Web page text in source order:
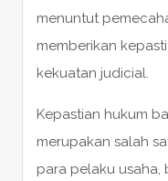
menuntut
memberikan
kekuatan judicial.
Kepastian hukum
merupakan salah
para pelaku